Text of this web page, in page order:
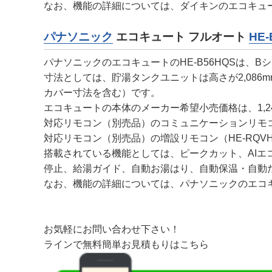
なお、機能の詳細については、ダイキンのエコキュ
パナソニック エコキュート フルオート
パナソニックのエコキュートのHE-B56HQSは、B
寸法としては、貯湯タンクユニットは高さが
カバー寸法を含む）です。
エコキュートの本体のメーカー希望小売価格は、
対応リモコン（別売品）のコミュニケーションリ
対応リモコン（別売品）の増設リモコン（HE-
搭載されている機能としては、ピークカット、AI
停止、給湯ガイド、自動お湯はり、自動保温・自
なお、機能の詳細については、パナソニックのエ
お気軽にお問い合わせ下さい！
ラインで無料簡単お見積もりはこちら